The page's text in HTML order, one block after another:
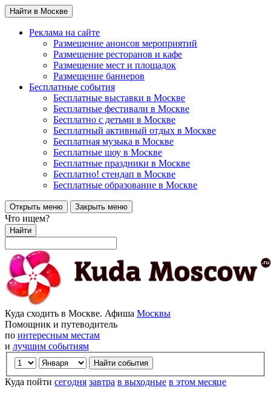
Найти в Москве
Реклама на сайте
Размещение анонсов мероприятий
Размещение ресторанов и кафе
Размещение мест и площадок
Размещение баннеров
Бесплатные события
Бесплатные выставки в Москве
Бесплатные фестивали в Москве
Бесплатно с детьми в Москве
Бесплатный активный отдых в Москве
Бесплатная музыка в Москве
Бесплатные шоу в Москве
Бесплатные праздники в Москве
Бесплатно! стендап в Москве
Бесплатные образование в Москве
Открыть меню Закрыть меню
Что ищем?
Найти
Куда сходить в Москве. Афиша Москвы
Помощник и путеводитель
по интересным местам
и лучшим событиям
Куда пойти сегодня завтра в выходные в этом месяце